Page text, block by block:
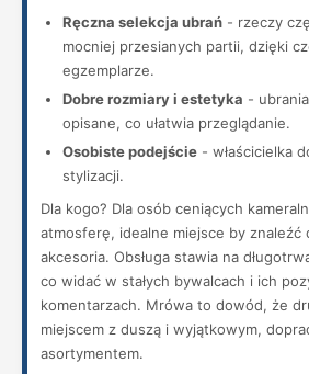
Ręczna selekcja ubrań - rzeczy
mocniej przesianych partii, dzięki
egzemplarze.
Dobre rozmiary i estetyka -
opisane, co ułatwia przeglądanie.
Osobiste podejście - właścicielka
stylizacji.
Dla kogo? Dla osób ceniących
atmosferę, idealne miejsce by znaleźć
akcesoria. Obsługa stawia na
co widać w stałych bywalcach i ich
komentarzach. Mrówa to dowód, że
miejscem z duszą i wyjątkowym,
asortymentem.